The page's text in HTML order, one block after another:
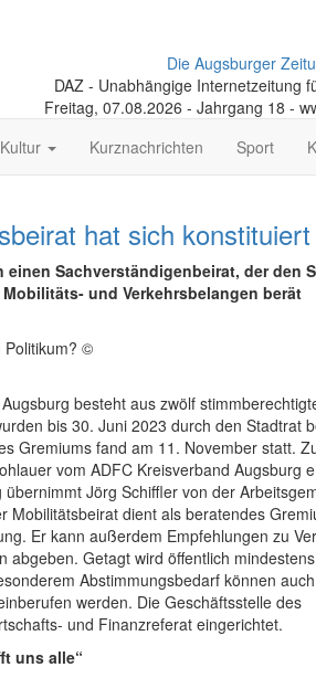
Die Augsburger
DAZ - Unabhängige Internetzeitung
Freitag, 07.08.2026 - Jahrgang 18 -
Kultur Kurznachrichten Sport
hat sich konstituiert
Sachverständigenbeirat, der den
und Verkehrsbelangen berät
Politikum? ©
besteht aus zwölf
bis 30. Juni 2023 durch den Stadtrat
Gremiums fand am 11. November statt.
vom ADFC Kreisverband Augsburg
Jörg Schiffler von der
Mobilitätsbeirat dient als beratendes
Er kann außerdem Empfehlungen zu
abgeben. Getagt wird öffentlich
Abstimmungsbedarf können auch
werden. Die Geschäftsstelle des
und Finanzreferat eingerichtet.
uns alle“